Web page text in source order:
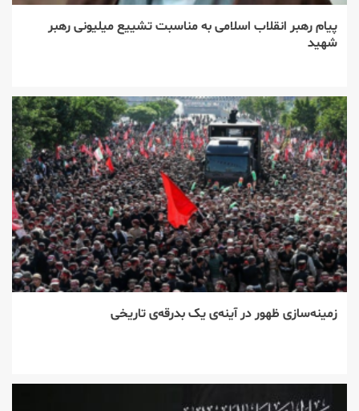
پیام رهبر انقلاب اسلامی به مناسبت تشییع میلیونی رهبر
شهید
زمینه‌سازی ظهور در آینه‌ی یک بدرقه‌ی تاریخی